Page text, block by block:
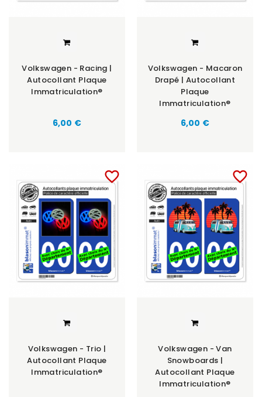
Volkswagen - Racing |
Autocollant Plaque
Immatriculation®
6,00 €
Volkswagen - Macaron
Drapé | Autocollant
Plaque
Immatriculation®
6,00 €
favorite_border
Volkswagen - Trio |
Autocollant Plaque
Immatriculation®
favorite_border
Volkswagen - Van
Snowboards |
Autocollant Plaque
Immatriculation®